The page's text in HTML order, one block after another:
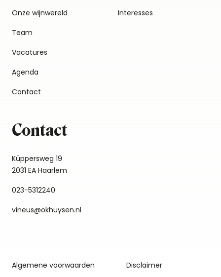
Onze wijnwereld
Team
Vacatures
Agenda
Contact
Interesses
Contact
Küppersweg 19
2031 EA Haarlem
023-5312240
vineus@okhuysen.nl
Algemene voorwaarden Disclaimer